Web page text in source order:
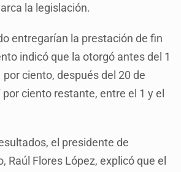
la legislación.
entregarían la prestación de fin
indicó que la otorgó antes del 1
ciento, después del 20 de
ciento restante, entre el 1 y el
el presidente de
Raúl Flores López, explicó que el